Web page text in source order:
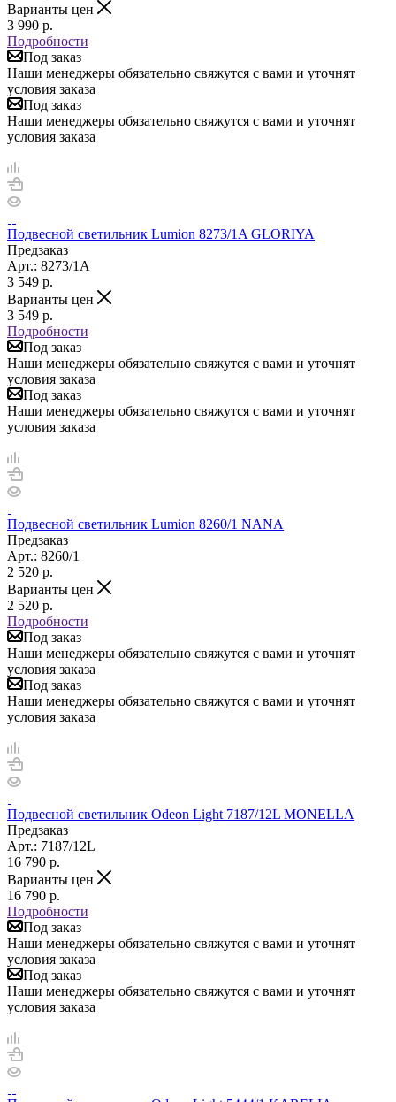
Варианты цен
3 990 р.
Подробности
Под заказ
Наши менеджеры обязательно свяжутся с вами и уточнят
условия заказа
Под заказ
Наши менеджеры обязательно свяжутся с вами и уточнят
условия заказа
Подвесной светильник Lumion 8273/1A GLORIYA
Предзаказ
Арт.: 8273/1A
3 549 р.
Варианты цен
3 549 р.
Подробности
Под заказ
Наши менеджеры обязательно свяжутся с вами и уточнят
условия заказа
Под заказ
Наши менеджеры обязательно свяжутся с вами и уточнят
условия заказа
Подвесной светильник Lumion 8260/1 NANA
Предзаказ
Арт.: 8260/1
2 520 р.
Варианты цен
2 520 р.
Подробности
Под заказ
Наши менеджеры обязательно свяжутся с вами и уточнят
условия заказа
Под заказ
Наши менеджеры обязательно свяжутся с вами и уточнят
условия заказа
Подвесной светильник Odeon Light 7187/12L MONELLA
Предзаказ
Арт.: 7187/12L
16 790 р.
Варианты цен
16 790 р.
Подробности
Под заказ
Наши менеджеры обязательно свяжутся с вами и уточнят
условия заказа
Под заказ
Наши менеджеры обязательно свяжутся с вами и уточнят
условия заказа